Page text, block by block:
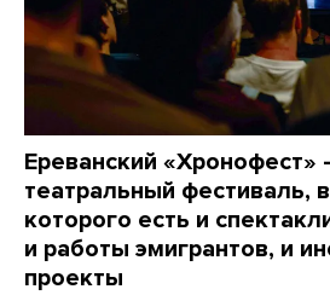
Ереванский
театральный фестиваль,
которого есть и
и работы эмигрантов, и
проекты